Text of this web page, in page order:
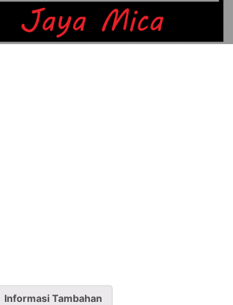
Informasi Tambahan